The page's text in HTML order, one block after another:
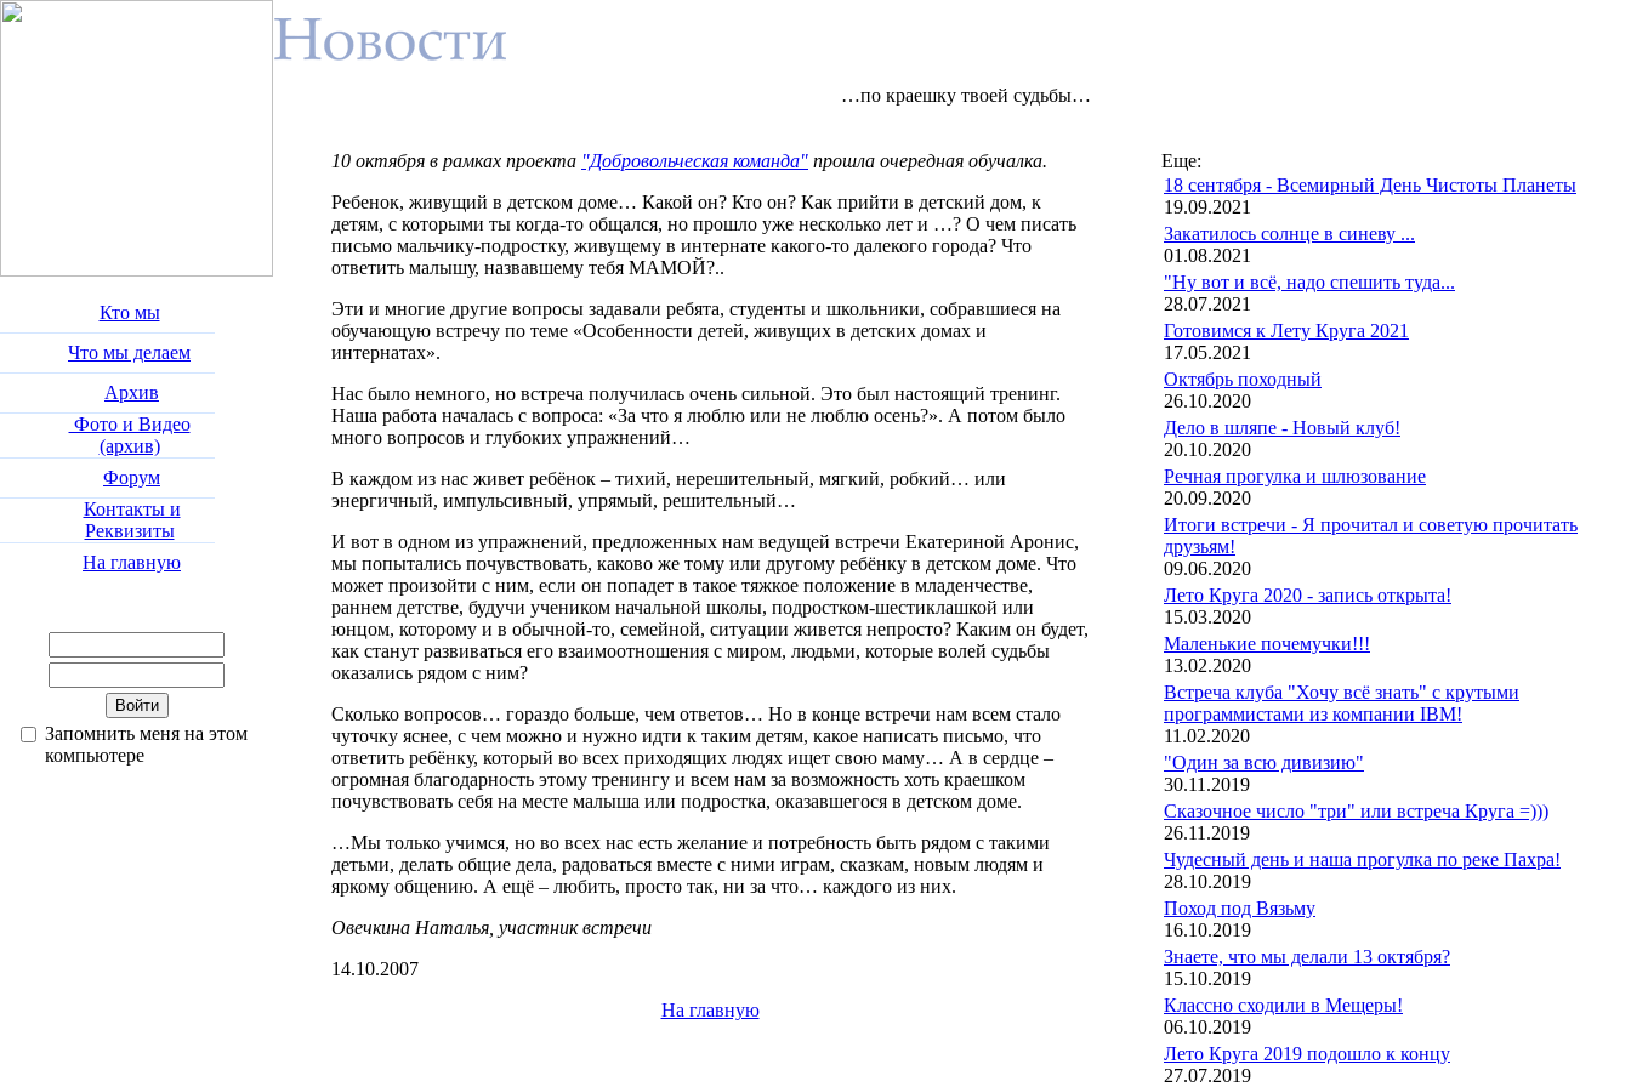
Кто мы
Что мы делаем
Архив
Фото и Видео
(архив)
Форум
Контакты и
Реквизиты
На главную
Запомнить меня на этом
компьютере
…по краешку твоей судьбы…
10 октября в рамках проекта "Добровольческая команда" прошла очередная обучалка.
Ребенок, живущий в детском доме… Какой он? Кто он? Как прийти в детский дом, к
детям, с которыми ты когда-то общался, но прошло уже несколько лет и …? О чем писать
письмо мальчику-подростку, живущему в интернате какого-то далекого города? Что
ответить малышу, назвавшему тебя МАМОЙ?..
Эти и многие другие вопросы задавали ребята, студенты и школьники, собравшиеся на
обучающую встречу по теме «Особенности детей, живущих в детских домах и
интернатах».
Нас было немного, но встреча получилась очень сильной. Это был настоящий тренинг.
Наша работа началась с вопроса: «За что я люблю или не люблю осень?». А потом было
много вопросов и глубоких упражнений…
В каждом из нас живет ребёнок – тихий, нерешительный, мягкий, робкий… или
энергичный, импульсивный, упрямый, решительный…
И вот в одном из упражнений, предложенных нам ведущей встречи Екатериной Аронис,
мы попытались почувствовать, каково же тому или другому ребёнку в детском доме. Что
может произойти с ним, если он попадет в такое тяжкое положение в младенчестве,
раннем детстве, будучи учеником начальной школы, подростком-шестиклашкой или
юнцом, которому и в обычной-то, семейной, ситуации живется непросто? Каким он будет,
как станут развиваться его взаимоотношения с миром, людьми, которые волей судьбы
оказались рядом с ним?
Сколько вопросов… гораздо больше, чем ответов… Но в конце встречи нам всем стало
чуточку яснее, с чем можно и нужно идти к таким детям, какое написать письмо, что
ответить ребёнку, который во всех приходящих людях ищет свою маму… А в сердце –
огромная благодарность этому тренингу и всем нам за возможность хоть краешком
почувствовать себя на месте малыша или подростка, оказавшегося в детском доме.
…Мы только учимся, но во всех нас есть желание и потребность быть рядом с такими
детьми, делать общие дела, радоваться вместе с ними играм, сказкам, новым людям и
яркому общению. А ещё – любить, просто так, ни за что… каждого из них.
Овечкина Наталья, участник встречи
14.10.2007
На главную
Еще:
18 сентября - Всемирный День Чистоты Планеты
19.09.2021
Закатилось солнце в синеву ...
01.08.2021
"Ну вот и всё, надо спешить туда...
28.07.2021
Готовимся к Лету Круга 2021
17.05.2021
Октябрь походный
26.10.2020
Дело в шляпе - Новый клуб!
20.10.2020
Речная прогулка и шлюзование
20.09.2020
Итоги встречи - Я прочитал и советую прочитать
друзьям!
09.06.2020
Лето Круга 2020 - запись открыта!
15.03.2020
Маленькие почемучки!!!
13.02.2020
Встреча клуба "Хочу всё знать" с крутыми
программистами из компании IBM!
11.02.2020
"Один за всю дивизию"
30.11.2019
Сказочное число "три" или встреча Круга =)))
26.11.2019
Чудесный день и наша прогулка по реке Пахра!
28.10.2019
Поход под Вязьму
16.10.2019
Знаете, что мы делали 13 октября?
15.10.2019
Классно сходили в Мещеры!
06.10.2019
Лето Круга 2019 подошло к концу
27.07.2019